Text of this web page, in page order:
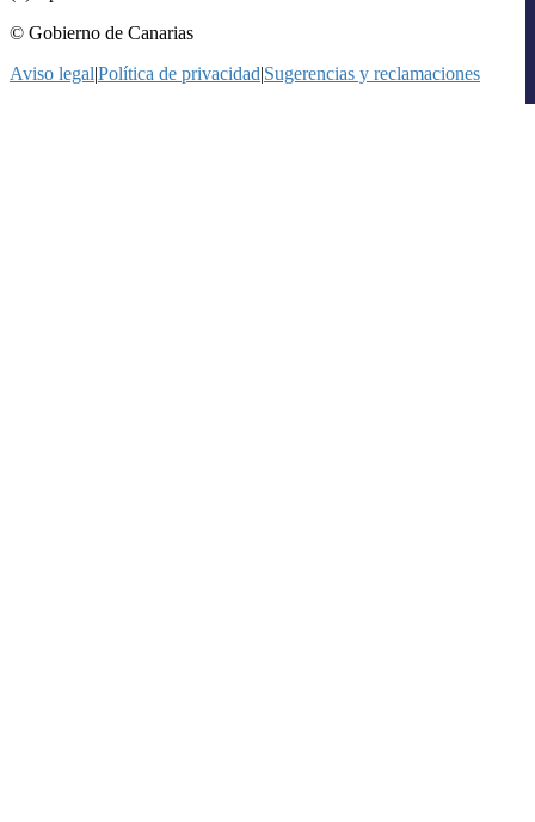
© Gobierno de Canarias
Aviso legal|Política de privacidad|Sugerencias y reclamaciones